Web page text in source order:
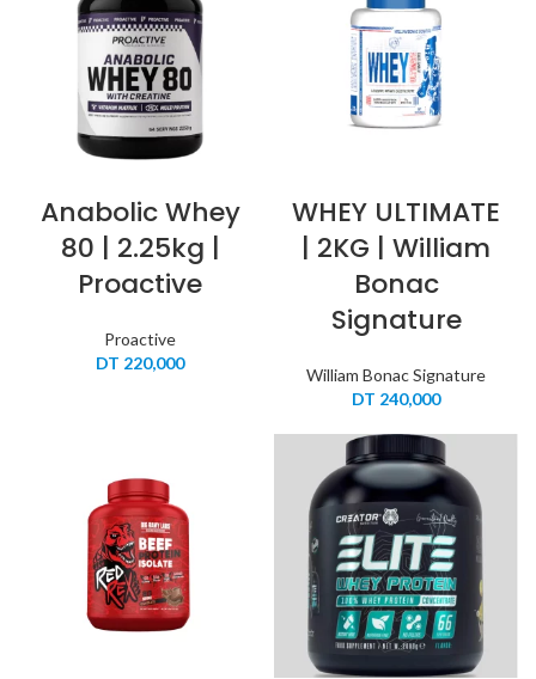
Anabolic Whey
80 | 2.25kg |
Proactive
Proactive
DT 220,000
WHEY ULTIMATE
| 2KG | William
Bonac
Signature
William Bonac Signature
DT 240,000